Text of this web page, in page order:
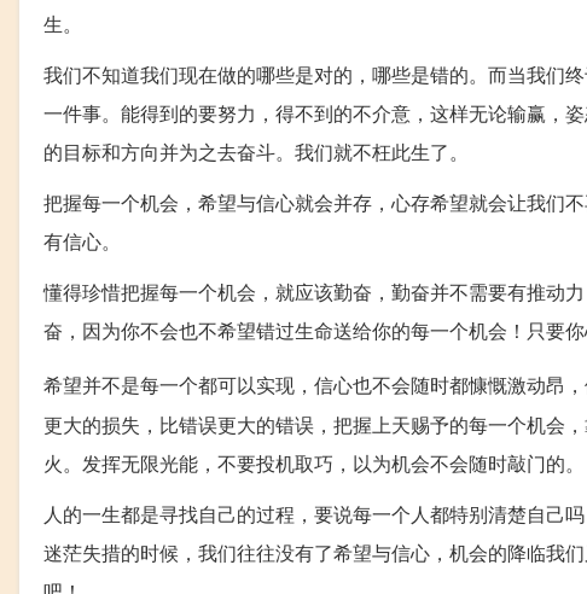
生。
我们不知道我们现在做的哪些是对的，哪些是错的。而当我们
一件事。能得到的要努力，得不到的不介意，这样无论输赢，
的目标和方向并为之去奋斗。我们就不枉此生了。
把握每一个机会，希望与信心就会并存，心存希望就会让我们
有信心。
懂得珍惜把握每一个机会，就应该勤奋，勤奋并不需要有推动
奋，因为你不会也不希望错过生命送给你的每一个机会！只要你
希望并不是每一个都可以实现，信心也不会随时都慷慨激动昂
更大的损失，比错误更大的错误，把握上天赐予的每一个机会
火。发挥无限光能，不要投机取巧，以为机会不会随时敲门的。
人的一生都是寻找自己的过程，要说每一个人都特别清楚自己
迷茫失措的时候，我们往往没有了希望与信心，机会的降临我